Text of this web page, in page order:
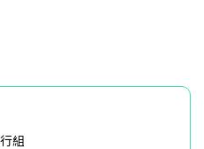
組